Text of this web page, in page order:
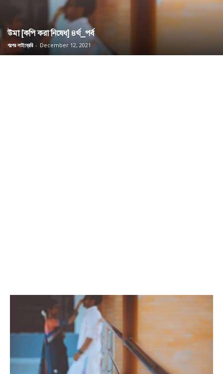
উমা [কপি করা নিষেধ] ৪র্থ_পর্ব
গল্পের লাইব্রেরি - December 12, 2021